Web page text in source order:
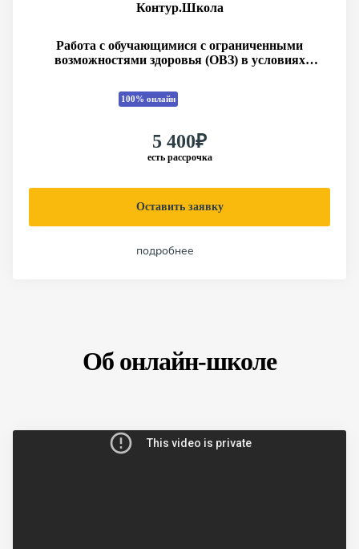
Контур.Школа
Работа с обучающимися с ограниченными
возможностями здоровья (ОВЗ) в условиях
100% онлайн
5 400₽
есть рассрочка
Оставить заявку
подробнее
Об онлайн-школе